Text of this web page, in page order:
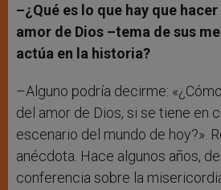
–¿Qué es lo que hay que
amor de Dios –tema de sus
actúa en la historia?
–Alguno podría decirme:
del amor de Dios, si se tiene en
escenario del mundo de hoy?».
anécdota. Hace algunos años,
conferencia sobre la